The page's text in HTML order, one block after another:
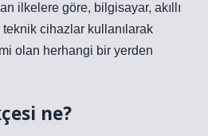
ilkelere göre, bilgisayar, akıllı
cihazlar kullanılarak
olan herhangi bir yerden
ne?